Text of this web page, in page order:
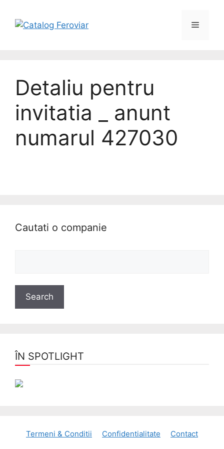
Detaliu pentru
invitatia _ anunt
numarul 427030
Cautati o companie
ÎN SPOTLIGHT
Termeni & Conditii Confidentialitate
Contact